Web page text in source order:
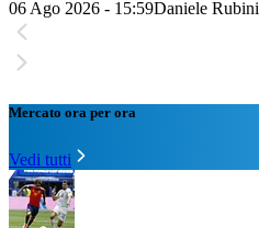
06 Ago 2026 - 15:59Daniele Rubini
Mercato ora per ora
Vedi tutti